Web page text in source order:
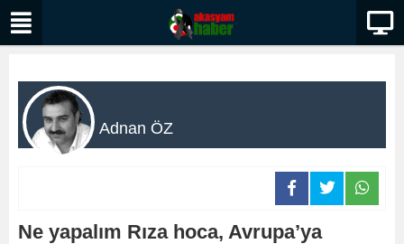
Adnan ÖZ
Ne yapalım Rıza hoca, Avrupa’ya